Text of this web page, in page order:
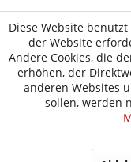
Diese Website
der Website
Andere Cookies, die
erhöhen, der
anderen Websites
sollen, werden